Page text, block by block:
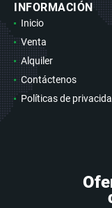
INFORMACIÓN
Inicio
Venta
Alquiler
Contáctenos
Políticas de